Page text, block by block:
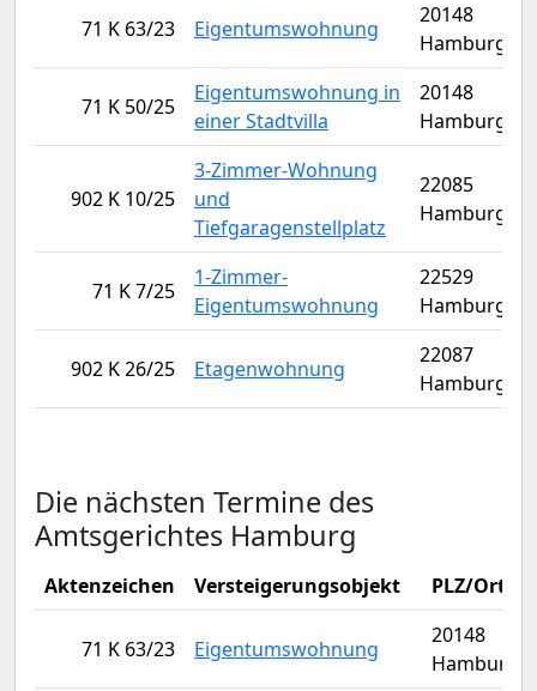
71 K 63/23 Eigentumswohnung
20148
Hamburg
71 K 50/25
Eigentumswohnung in
einer Stadtvilla
20148
Hamburg
902 K 10/25
3-Zimmer-Wohnung
und
Tiefgaragenstellplatz
22085
Hamburg
71 K 7/25
1-Zimmer-
Eigentumswohnung
22529
Hamburg
902 K 26/25 Etagenwohnung
22087
Hamburg
Die nächsten Termine des
Amtsgerichtes Hamburg
Aktenzeichen Versteigerungsobjekt PLZ/Ort
71 K 63/23 Eigentumswohnung
20148
Hamburg